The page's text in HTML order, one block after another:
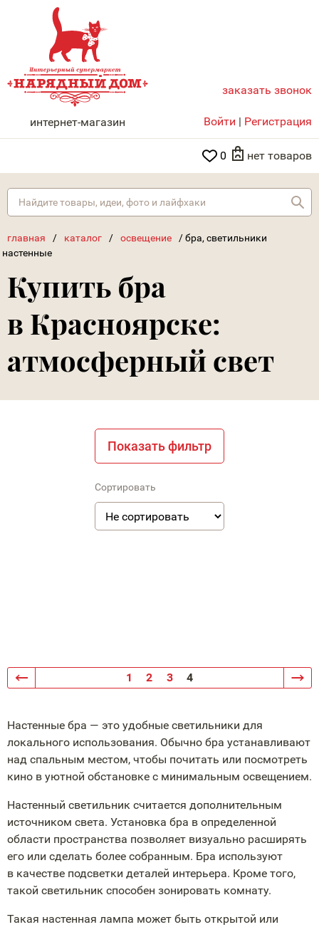
НАРЯДНЫЙ ДОМ
интернет-магазин
заказать звонок
Войти | Регистрация
0 нет товаров
главная / каталог / освещение /бра, светильники
настенные
Купить бра
в Красноярске:
атмосферный свет
1 2 3 4
Настенные бра — это удобные светильники для
локального использования. Обычно бра устанавливают
над спальным местом, чтобы почитать или посмотреть
кино в уютной обстановке с минимальным освещением.
Настенный светильник считается дополнительным
источником света. Установка бра в определенной
области пространства позволяет визуально расширять
его или сделать более собранным. Бра используют
в качестве подсветки деталей интерьера. Кроме того,
такой светильник способен зонировать комнату.
Такая настенная лампа может быть открытой или
Показать фильтр
Сортировать